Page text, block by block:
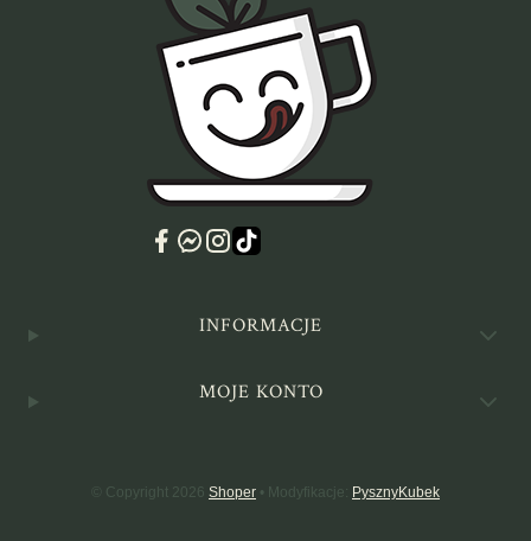
Linki w stopceINFORMACJE
MOJE KONTO
© Copyright 2026 Shoper • Modyfikacje: PysznyKubek